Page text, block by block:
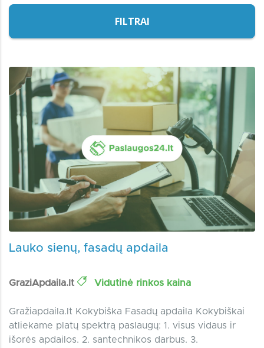
FILTRAI
Lauko sienų, fasadų apdaila
GraziApdaila.lt Vidutinė rinkos kaina
Gražiapdaila.lt Kokybiška Fasadų apdaila Kokybiškai
atliekame platų spektrą paslaugų: 1. visus vidaus ir
išorės apdailos. 2. santechnikos darbus. 3.